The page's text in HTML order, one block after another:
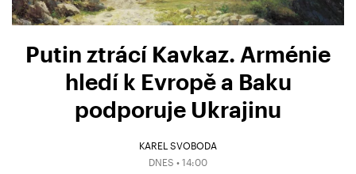
Putin ztrácí Kavkaz. Arménie
hledí k Evropě a Baku
podporuje Ukrajinu
KAREL SVOBODA
DNES • 14:00